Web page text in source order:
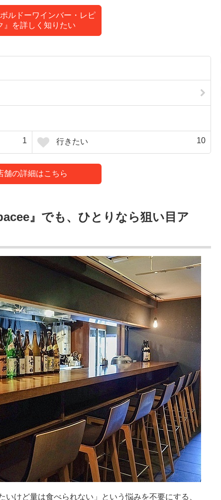
ルドーワインバー・レピ
』を詳しく知りたい
1 行きたい 10
舗の詳細はこちら
』でも、ひとりなら狙い目ア
けど量は食べられない」という悩みを不要にする、